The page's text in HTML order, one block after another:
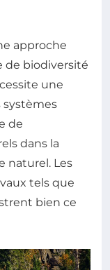
approche
de biodiversité
une
de
dans la
naturel. Les
tels que
bien ce